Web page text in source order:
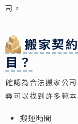
司。
搬家契
目？
確認為合法搬家公
尋可以找到許多範
搬運時間